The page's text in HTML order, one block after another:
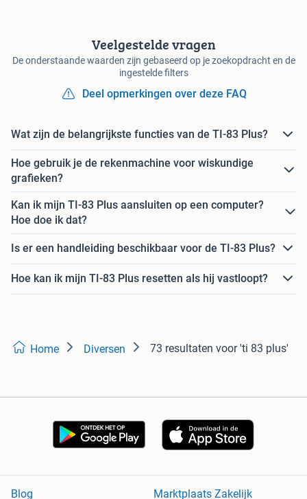
Veelgestelde vragen
De onderstaande waarden zijn gebaseerd op je zoekopdracht en de
ingestelde filters
Deel opmerkingen over deze FAQ
Wat zijn de belangrijkste functies van de TI-83 Plus?
Hoe gebruik je de rekenmachine voor wiskundige
grafieken?
Kan ik mijn TI-83 Plus aansluiten op een computer?
Hoe doe ik dat?
Is er een handleiding beschikbaar voor de TI-83 Plus?
Hoe kan ik mijn TI-83 Plus resetten als hij vastloopt?
Home Diversen 73 resultaten voor 'ti 83 plus'
Blog
Marktplaats Zakelijk